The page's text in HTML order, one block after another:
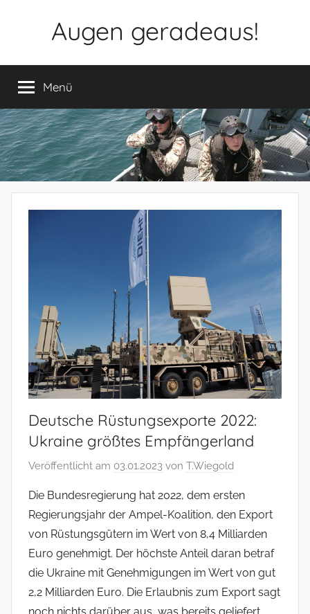
Augen geradeaus!
Menü
Deutsche Rüstungsexporte 2022:
Ukraine größtes Empfängerland
Veröffentlicht am 03.01.2023 von T.Wiegold
Die Bundesregierung hat 2022, dem ersten
Regierungsjahr der Ampel-Koalition, den Export
von Rüstungsgütern im Wert von 8,4 Milliarden
Euro genehmigt. Der höchste Anteil daran betraf
die Ukraine mit Genehmigungen im Wert von gut
2,2 Milliarden Euro. Die Erlaubnis zum Export sagt